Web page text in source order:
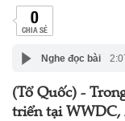
0
CHIA SẺ
Nghe đọc bài
(Tổ Quốc) -
triển tại WWDC,